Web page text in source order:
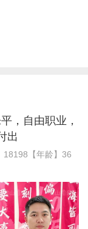
，自由职业，
出
18198【年龄】36